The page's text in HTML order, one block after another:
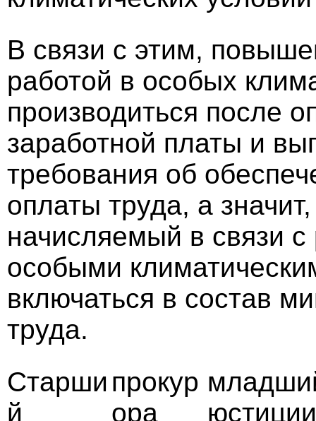
В связи с этим,
работой в особых
производиться после
заработной платы и
требования об
оплаты труда, а
начисляемый в связи с
особыми
включаться в состав
труда.
Старши
й
прокур
ора